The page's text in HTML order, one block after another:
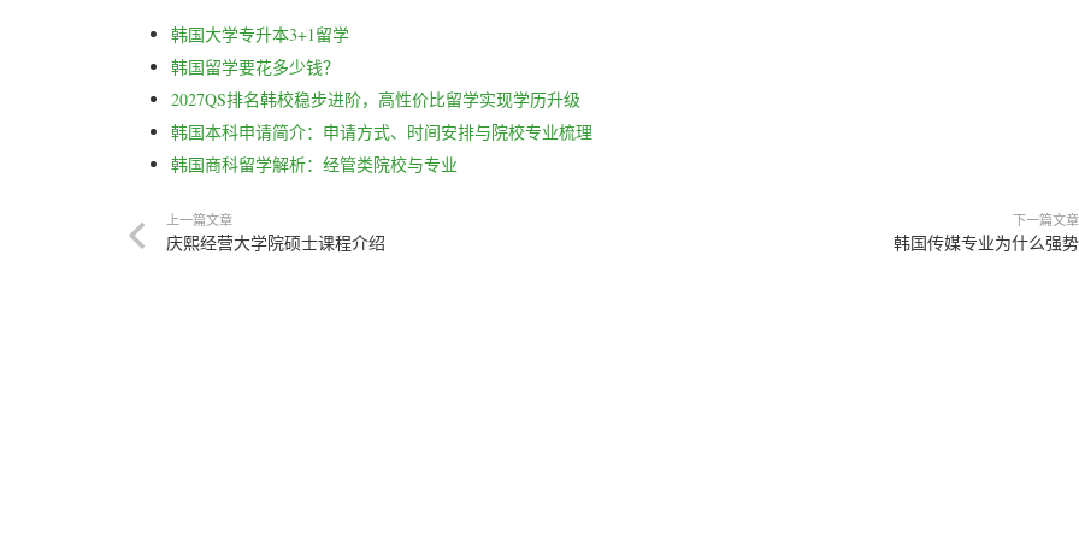
韩国大学专升本3+1留学
韩国留学要花多少钱？
2027QS排名韩校稳步进阶，高性价比留学实现学历升级
韩国本科申请简介：申请方式、时间安排与院校专业梳理
韩国商科留学解析：经管类院校与专业
上一篇文章
庆熙经营大学院硕士课程介绍
下一篇文章
韩国传媒专业为什么强势